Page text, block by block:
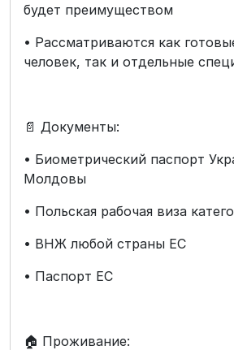
будет преимуществом
• Рассматриваются как
человек, так и отдельные
📄 Документы:
• Биометрический паспорт
Молдовы
• Польская рабочая виза
• ВНЖ любой страны ЕС
• Паспорт ЕС
🏠 Проживание: